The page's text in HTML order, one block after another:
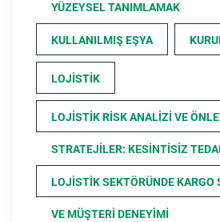
YÜZEYSEL TANIMLAMAK
KULLANILMIŞ EŞYA
LOJISTIK
LOJISTIK RISK ANALIZI VE
STRATEJILER: KESINTISIZ
LOJISTIK SEKTÖRÜNDE KARGO
VE MÜŞTERI DENEYIMI